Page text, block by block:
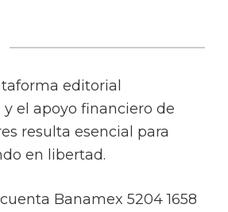
editorial
el apoyo financiero de
resulta esencial para
en libertad.
Banamex 5204 1658